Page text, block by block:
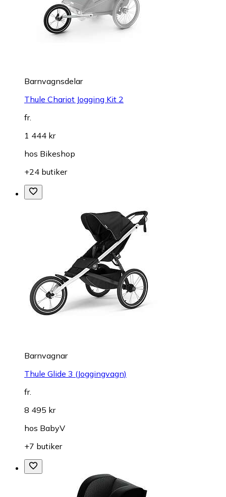
Barnvagnsdelar
Thule Chariot Jogging Kit 2
fr.
1 444 kr
hos Bikeshop
+24 butiker
Barnvagnar
Thule Glide 3 (Joggingvagn)
fr.
8 495 kr
hos BabyV
+7 butiker